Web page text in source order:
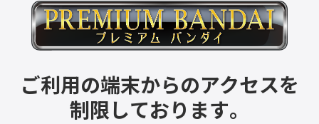
ご利用の端末からのアクセスを
制限しております。